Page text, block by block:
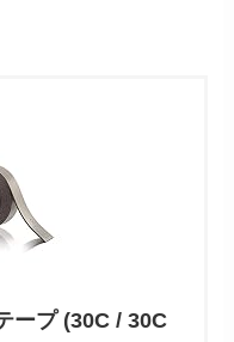
ープ (30C / 30C